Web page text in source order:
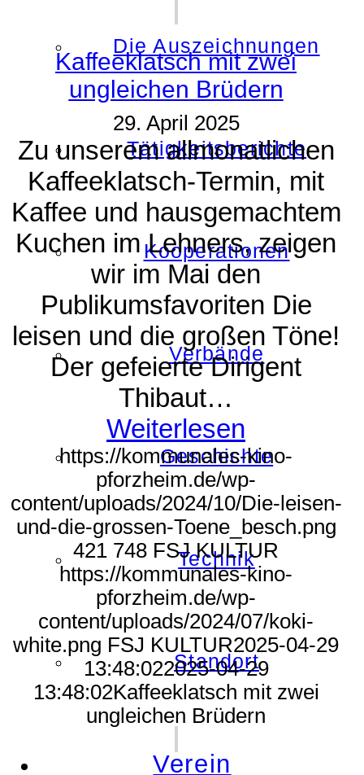
Die Auszeichnungen
Tätigkeitsberichte
Kooperationen
Verbände
Geschichte
Technik
Standort
Verein
Kaffeeklatsch mit zwei
ungleichen Brüdern
29. April 2025
Zu unserem allmonatlichen
Kaffeeklatsch-Termin, mit
Kaffee und hausgemachtem
Kuchen im Lehners, zeigen
wir im Mai den
Publikumsfavoriten Die
leisen und die großen Töne!
Der gefeierte Dirigent
Thibaut…
Weiterlesen
https://kommunales-kino-
pforzheim.de/wp-
content/uploads/2024/10/Die-leisen-
und-die-grossen-Toene_besch.png
421 748 FSJ KULTUR
https://kommunales-kino-
pforzheim.de/wp-
content/uploads/2024/07/koki-
white.png FSJ KULTUR2025-04-29
13:48:022025-04-29
13:48:02Kaffeeklatsch mit zwei
ungleichen Brüdern